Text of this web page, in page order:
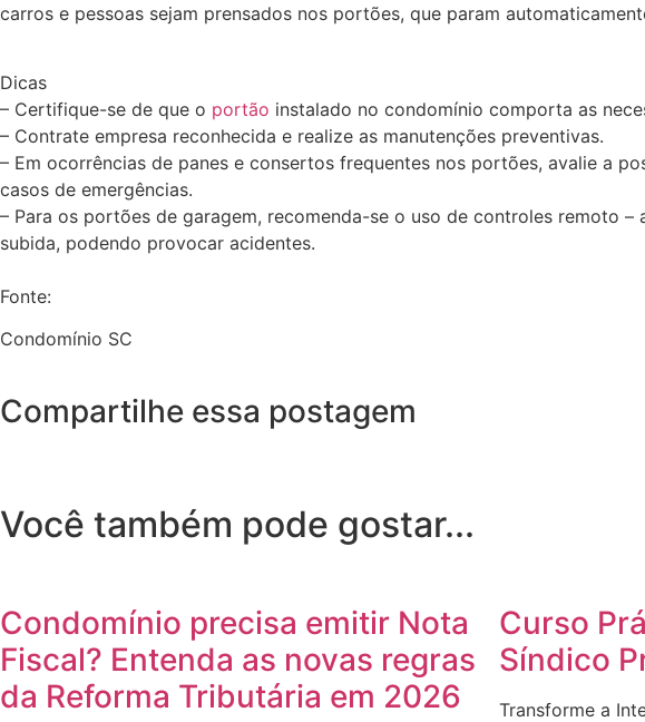
carros e pessoas sejam prensados nos portões, que param
Dicas
– Certifique-se de que o portão instalado no condomínio comporta as
– Contrate empresa reconhecida e realize as manutenções preventivas.
– Em ocorrências de panes e consertos frequentes nos portões, avalie a
casos de emergências.
– Para os portões de garagem, recomenda-se o uso de controles remoto
subida, podendo provocar acidentes.
Fonte:
Condomínio SC
Compartilhe essa postagem
Você também pode gostar...
Condomínio precisa emitir Nota
Fiscal? Entenda as novas regras
da Reforma Tributária em 2026
Curso
Síndico
Transforme a